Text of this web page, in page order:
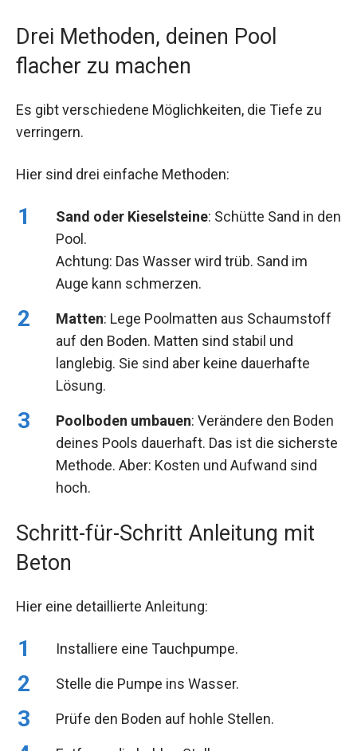
Drei Methoden, deinen Pool
flacher zu machen
Es gibt verschiedene Möglichkeiten, die Tiefe zu
verringern.
Hier sind drei einfache Methoden:
Sand oder Kieselsteine: Schütte Sand in den
Pool.
Achtung: Das Wasser wird trüb. Sand im
Auge kann schmerzen.
Matten: Lege Poolmatten aus Schaumstoff
auf den Boden. Matten sind stabil und
langlebig. Sie sind aber keine dauerhafte
Lösung.
Poolboden umbauen: Verändere den Boden
deines Pools dauerhaft. Das ist die sicherste
Methode. Aber: Kosten und Aufwand sind
hoch.
Schritt-für-Schritt Anleitung mit
Beton
Hier eine detaillierte Anleitung:
Installiere eine Tauchpumpe.
Stelle die Pumpe ins Wasser.
Prüfe den Boden auf hohle Stellen.